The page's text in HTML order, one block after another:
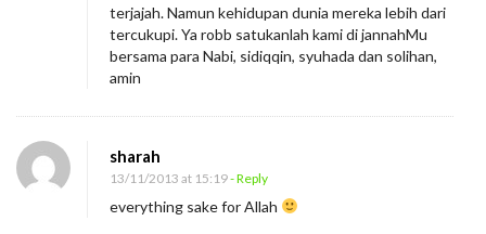
terjajah. Namun kehidupan dunia mereka lebih dari
tercukupi. Ya robb satukanlah kami di jannahMu
bersama para Nabi, sidiqqin, syuhada dan solihan,
amin
sharah
13/11/2013 at 15:19- Reply
everything sake for Allah